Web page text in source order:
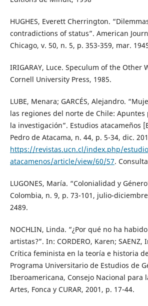
HUGHES, Everett Cherrington.
contradictions of status”. American
Chicago, v. 50, n. 5, p. 353-359, mar.
IRIGARAY, Luce. Speculum of the Other
Cornell University Press, 1985.
LUBE, Menara; GARCÉS, Alejandro.
las regiones del norte de Chile:
la investigación”. Estudios atacameños
Pedro de Atacama, n. 44, p. 5-34, dic.
https://revistas.ucn.cl/index.php/
atacamenos/article/view/60/57.
LUGONES, María. “Colonialidad y
Colombia, n. 9, p. 73-101, julio-diciembre
2489.
NOCHLIN, Linda. “¿Por qué no ha
artistas?”. In: CORDERO, Karen; SAENZ,
Crítica feminista en la teoría e historia
Programa Universitario de Estudios de
Iberoamericana, Consejo Nacional para
Artes, Fonca y CURAR, 2001, p. 17-44.